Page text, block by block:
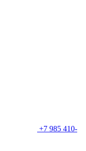
+7 985 410-